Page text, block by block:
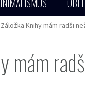
Záložka Knihy mám radši
mám